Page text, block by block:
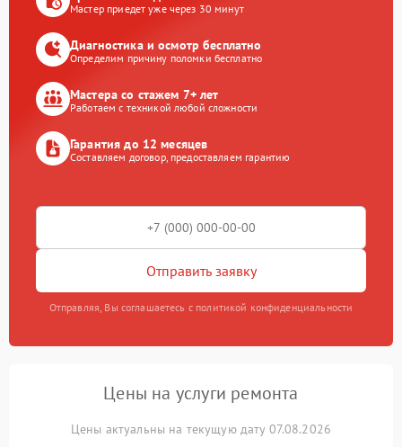
Мастер приедет уже через 30 минут
Диагностика и осмотр бесплатно
Определим причину поломки бесплатно
Мастера со стажем 7+ лет
Работаем с техникой любой сложности
Гарантия до 12 месяцев
Составляем договор, предоставляем гарантию
Отправить заявку
Отправляя, Вы соглашаетесь с политикой конфиденциальности
Цены на услуги ремонта
Цены актуальны на текущую дату 07.08.2026